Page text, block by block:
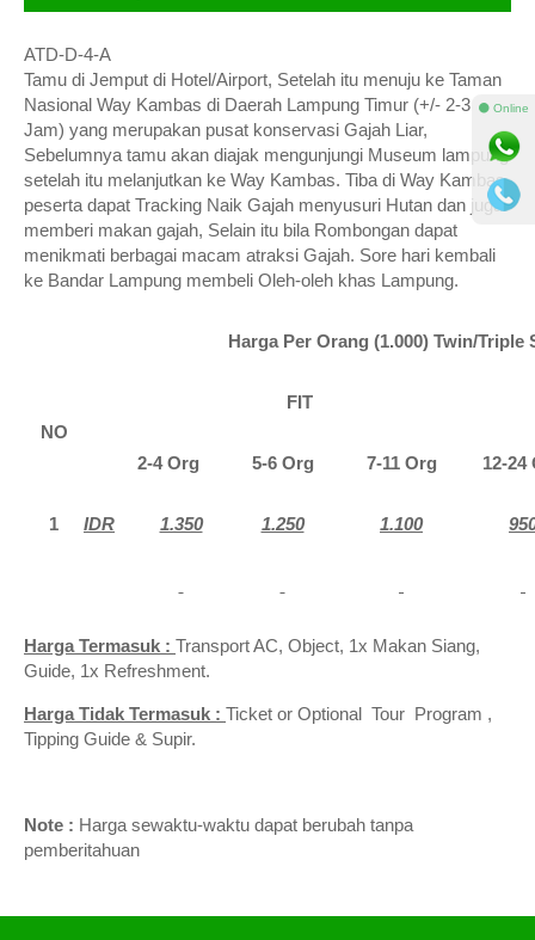
ATD-D-4-A
Tamu di Jemput di Hotel/Airport, Setelah itu menuju ke Taman
Nasional Way Kambas di Daerah Lampung Timur (+/- 2-3
Jam) yang merupakan pusat konservasi Gajah Liar,
Sebelumnya tamu akan diajak mengunjungi Museum lampung
setelah itu melanjutkan ke Way Kambas. Tiba di Way Kambas
peserta dapat Tracking Naik Gajah menyusuri Hutan dan juga
memberi makan gajah, Selain itu bila Rombongan dapat
menikmati berbagai macam atraksi Gajah. Sore hari kembali
ke Bandar Lampung membeli Oleh-oleh khas Lampung.
Harga Per Orang (1.000) Twin/Triple
NO
FIT
2-4 Org 5-6 Org 7-11 Org 12-24
1 IDR 1.350 1.250 1.100
Harga Termasuk : Transport AC, Object, 1x Makan Siang,
Guide, 1x Refreshment.
Harga Tidak Termasuk : Ticket or Optional Tour Program ,
Tipping Guide & Supir.
Note : Harga sewaktu-waktu dapat berubah tanpa
pemberitahuan
⚫ Online